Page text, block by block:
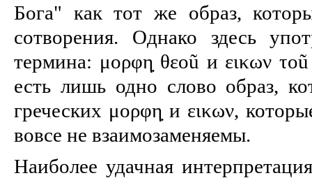
Бога" как тот же образ,
сотворения. Однако здесь
термина: μορφη̣ θεοũ и εικων
есть лишь одно слово образ,
греческих μορφη̣ и εικων,
вовсе не взаимозаменяемы.
Наиболее удачная